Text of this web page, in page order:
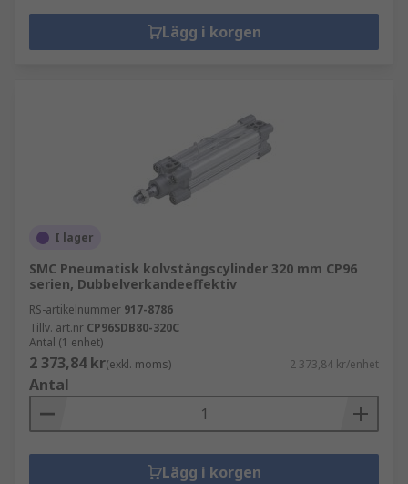
Lägg i korgen
I lager
SMC Pneumatisk kolvstångscylinder 320 mm CP96
serien, Dubbelverkandeeffektiv
RS-artikelnummer 917-8786
Tillv. art.nr CP96SDB80-320C
Antal (1 enhet)
2 373,84 kr(exkl. moms) 2 373,84 kr/enhet
Antal
Lägg i korgen